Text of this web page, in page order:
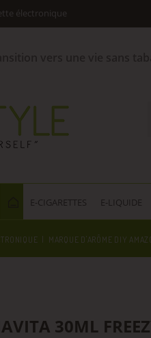
électronique
E-CIGARETTES E-LIQUIDE
MARQUE D'ARÔME DIY
30ML